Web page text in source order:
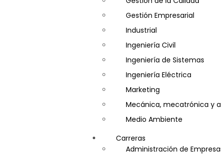
Gestión Empresarial
Industrial
Ingeniería Civil
Ingeniería de Sistemas
Ingeniería Eléctrica
Marketing
Mecánica, mecatrónica y
Medio Ambiente
Minería e Hidrocarburos
Salud y Psicología
Carreras
Administración de